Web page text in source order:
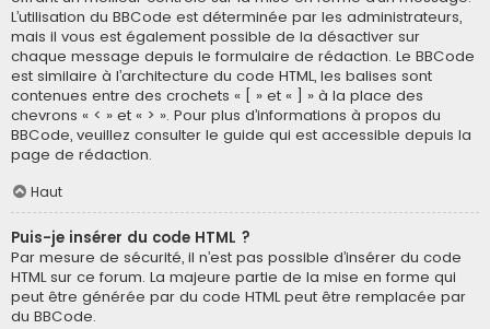
L’utilisation du BBCode est déterminée par les administrateurs,
mais il vous est également possible de la désactiver sur
chaque message depuis le formulaire de rédaction. Le BBCode
est similaire à l’architecture du code HTML, les balises sont
contenues entre des crochets « [ » et « ] » à la place des
chevrons « < » et « > ». Pour plus d’informations à propos du
BBCode, veuillez consulter le guide qui est accessible depuis la
page de rédaction.
Haut
Puis-je insérer du code HTML ?
Par mesure de sécurité, il n’est pas possible d’insérer du code
HTML sur ce forum. La majeure partie de la mise en forme qui
peut être générée par du code HTML peut être remplacée par
du BBCode.